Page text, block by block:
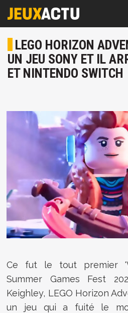
LEGO HORIZON
UN JEU SONY ET IL
ET NINTENDO SWITCH
Ce fut le tout premier
Summer Games Fest
Keighley, LEGO Horizon
un jeu qui a fuité le